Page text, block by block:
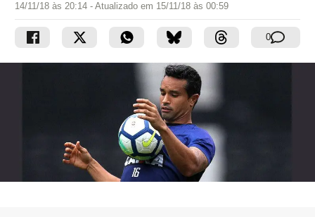
14/11/18 às 20:14 - Atualizado em 15/11/18 às 00:59
0